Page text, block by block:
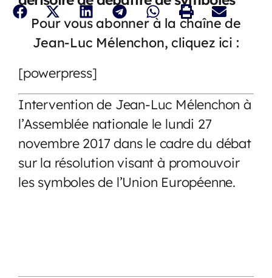
Pour vous abonner à la chaîne de
Jean-Luc Mélenchon, cliquez ici :
[powerpress]
Intervention de Jean-Luc Mélenchon à
l’Assemblée nationale le lundi 27
novembre 2017 dans le cadre du débat
sur la résolution visant à promouvoir
les symboles de l’Union Européenne.